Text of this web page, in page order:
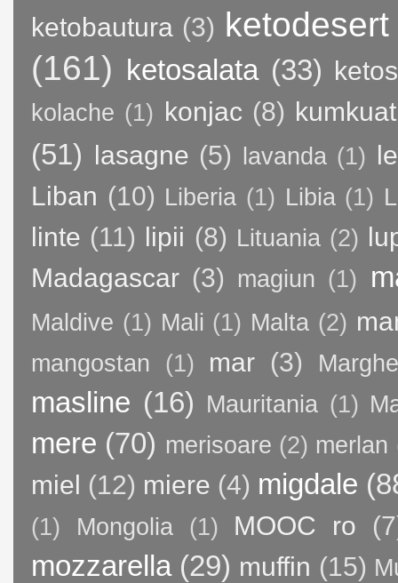
ketobautura (3) ketodesert
(161) ketosalata (33)
kolache (1) konjac (8) kumkuat
(51) lasagne (5) lavanda (1)
Liban (10) Liberia (1) Libia (1)
linte (11) lipii (8) Lituania (2)
Madagascar (3) magiun (1)
Maldive (1) Mali (1) Malta (2)
mangostan (1) mar (3)
masline (16) Mauritania (1)
mere (70) merisoare (2) merlan
miel (12) miere (4) migdale
(1) Mongolia (1) MOOC ro
mozzarella (29) muffin (15)